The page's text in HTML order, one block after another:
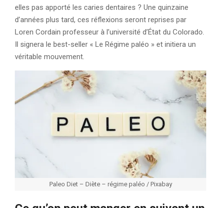
elles pas apporté les caries dentaires ? Une quinzaine
d’années plus tard, ces réflexions seront reprises par
Loren Cordain professeur à l’université d’État du Colorado.
Il signera le best-seller « Le Régime paléo » et initiera un
véritable mouvement.
Paleo Diet – Diète – régime paléo / Pixabay